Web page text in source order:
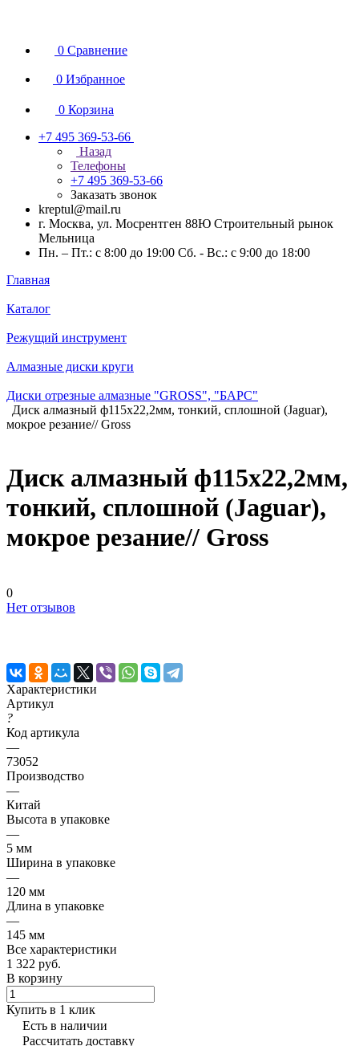
0 Сравнение
0 Избранное
0 Корзина
+7 495 369-53-66
Назад
Телефоны
+7 495 369-53-66
Заказать звонок
kreptul@mail.ru
г. Москва, ул. Мосрентген 88Ю Строительный рынок
Мельница
Пн. – Пт.: с 8:00 до 19:00 Сб. - Вс.: с 9:00 до 18:00
Главная
Каталог
Режущий инструмент
Алмазные диски круги
Диски отрезные алмазные "GROSS", "БАРС"
Диск алмазный ф115х22,2мм, тонкий, сплошной (Jaguar),
мокрое резание// Gross
Диск алмазный ф115х22,2мм,
тонкий, сплошной (Jaguar),
мокрое резание// Gross
0
Нет отзывов
Характеристики
Артикул
?
Код артикула
—
73052
Производство
—
Китай
Высота в упаковке
—
5 мм
Ширина в упаковке
—
120 мм
Длина в упаковке
—
145 мм
Все характеристики
1 322 руб.
В корзину
Купить в 1 клик
Есть в наличии
Рассчитать доставку